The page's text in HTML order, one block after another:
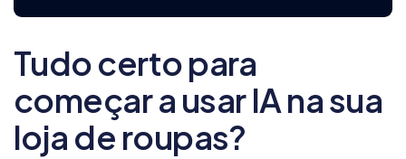
Tudo certo para
começar a usar IA na sua
loja de roupas?